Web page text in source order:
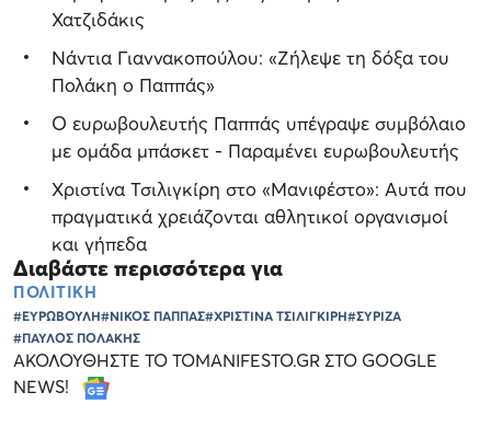
Χατζιδάκις
Νάντια Γιαννακοπούλου: «Ζήλεψε τη δόξα του
Πολάκη ο Παππάς»
Ο ευρωβουλευτής Παππάς υπέγραψε συμβόλαιο
με ομάδα μπάσκετ - Παραμένει ευρωβουλευτής
Χριστίνα Τσιλιγκίρη στο «Μανιφέστο»: Αυτά που
πραγματικά χρειάζονται αθλητικοί οργανισμοί
και γήπεδα
Διαβάστε περισσότερα για
ΠΟΛΙΤΙΚΗ
#ΕΥΡΩΒΟΥΛΗ#ΝΙΚΟΣ ΠΑΠΠΑΣ#ΧΡΙΣΤΙΝΑ ΤΣΙΛΙΓΚΙΡΗ#ΣΥΡΙΖΑ
#ΠΑΥΛΟΣ ΠΟΛΑΚΗΣ
ΑΚΟΛΟΥΘΗΣΤΕ ΤΟ TOMANIFESTO.GR ΣΤΟ GOOGLE
NEWS!